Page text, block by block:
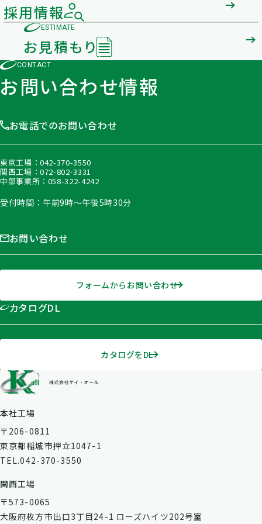
採用情報
ESTIMATE
お見積もり
CONTACT
お問い合わせ情報
お電話でのお問い合わせ
東京工場：042-370-3550
関西工場：072-802-3331
中部事業所： 058-322-4242
受付時間：午前9時〜午後5時30分
お問い合わせ
フォームからお問い合わせ
カタログDL
カタログをDL
本社工場
〒206-0811
東京都稲城市押立1047-1
TEL.042-370-3550
関西工場
〒573-0065
大阪府枚方市出口3丁目24-1 ローズハイツ202号室